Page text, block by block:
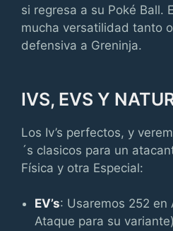
si regresa a su Poké Ball.
mucha versatilidad tanto
defensiva a Greninja.
IVS, EVS Y
Los Iv’s perfectos, y
´s clasicos para un
Física y otra Especial:
EV’s: Usaremos 252 en
Ataque para su